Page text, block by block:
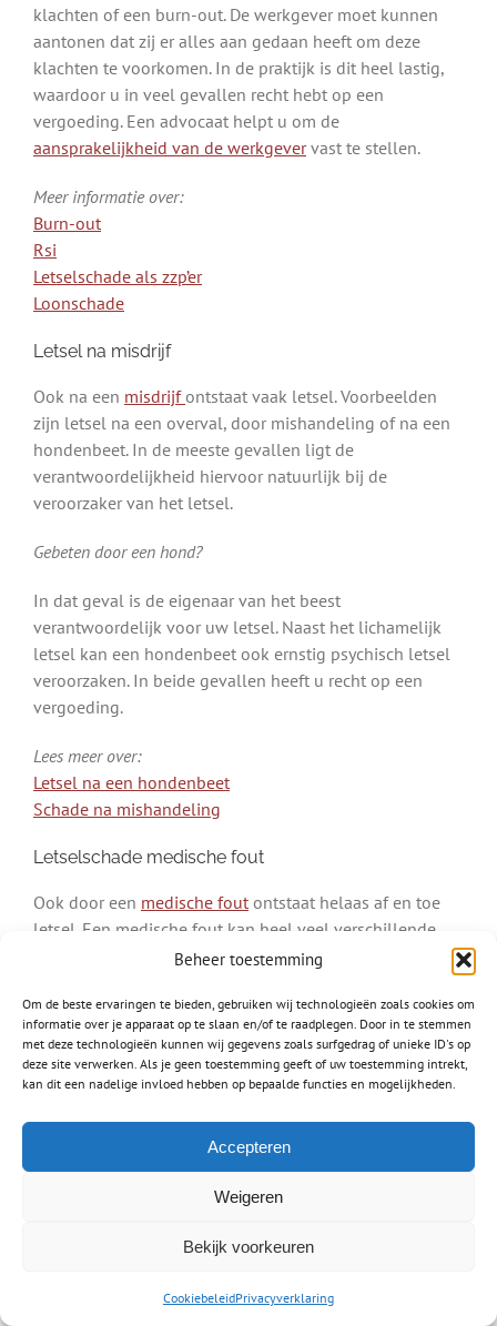
Beheer toestemming
Om de beste ervaringen te bieden, gebruiken wij technologieën zoals cookies om
informatie over je apparaat op te slaan en/of te raadplegen. Door in te stemmen
met deze technologieën kunnen wij gegevens zoals surfgedrag of unieke ID's op
deze site verwerken. Als je geen toestemming geeft of uw toestemming intrekt,
kan dit een nadelige invloed hebben op bepaalde functies en mogelijkheden.
Accepteren
Weigeren
Bekijk voorkeuren
CookiebeleidPrivacyverklaring
klachten of een burn-out. De werkgever moet kunnen
aantonen dat zij er alles aan gedaan heeft om deze
klachten te voorkomen. In de praktijk is dit heel lastig,
waardoor u in veel gevallen recht hebt op een
vergoeding. Een advocaat helpt u om de
aansprakelijkheid van de werkgevervast te stellen.
Meer informatie over:
Burn-out
Rsi
Letselschade als zzp’er
Loonschade
Letsel na misdrijf
Ook na een misdrijf ontstaat vaak letsel. Voorbeelden
zijn letsel na een overval, door mishandeling of na een
hondenbeet. In de meeste gevallen ligt de
verantwoordelijkheid hiervoor natuurlijk bij de
veroorzaker van het letsel.
Gebeten door een hond?
In dat geval is de eigenaar van het beest
verantwoordelijk voor uw letsel. Naast het lichamelijk
letsel kan een hondenbeet ook ernstig psychisch letsel
veroorzaken. In beide gevallen heeft u recht op een
vergoeding.
Lees meer over:
Letsel na een hondenbeet
Schade na mishandeling
Letselschade medische fout
Ook door een medische fout ontstaat helaas af en toe
letsel. Een medische fout kan heel veel verschillende
dingen betekenen. Het stellen van een verkeerde
diagnose bijvoorbeeld, waardoor u de juiste zorg wordt
onthouden. Dit kan natuurlijk grote gevolgen hebben.
Het vaststellen van een medische fout is wel enorm
lastig. Dat komt omdat u moet kunnen aantonen dat uw
het niet gewoon een oprechte fout. Schakel bij een
letselschade advocaten uit Tilburg in.